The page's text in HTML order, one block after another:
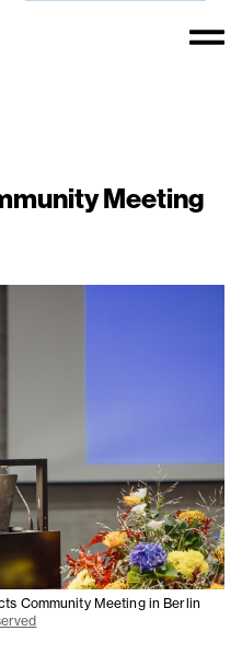
Meeting
Community Meeting in Berlin